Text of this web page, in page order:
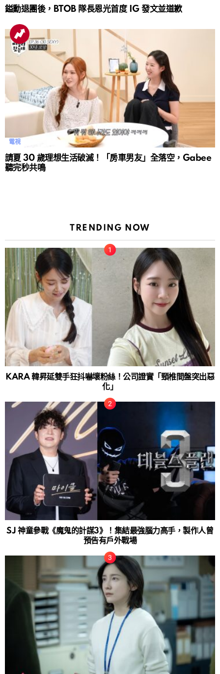
鎰勳退團後，BTOB 隊長恩光首度 IG 發文並道歉
電視
請夏 30 歲理想生活破滅！「房車男友」全落空，Gabee
聽完秒共鳴
TRENDING NOW
KARA 韓昇延雙手狂抖嚇壞粉絲！公司證實「頸椎間盤突出惡
化」
SJ 神童參戰《魔鬼的計謀3》！集結最強腦力高手，製作人曾
預告有戶外戰場